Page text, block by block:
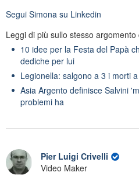
Segui Simona su Linkedin
Leggi di più sullo stesso
10 idee per la Festa del Papà
dediche per lui
Legionella: salgono a 3 i morti
Asia Argento definisce Salvini
problemi ha
Pier Luigi Crivelli
Video Maker